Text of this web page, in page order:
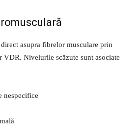
asupra fibrelor musculare prin
Nivelurile scăzute sunt asociate
nespecifice